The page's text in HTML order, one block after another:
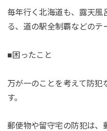
毎年行く北海道も、露天風
る、道の駅全制覇などのテ
■困ったこと
万が一のことを考えて防犯
す。
郵便物や留守宅の防犯は、